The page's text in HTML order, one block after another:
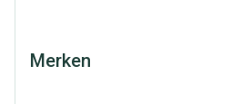
Merken